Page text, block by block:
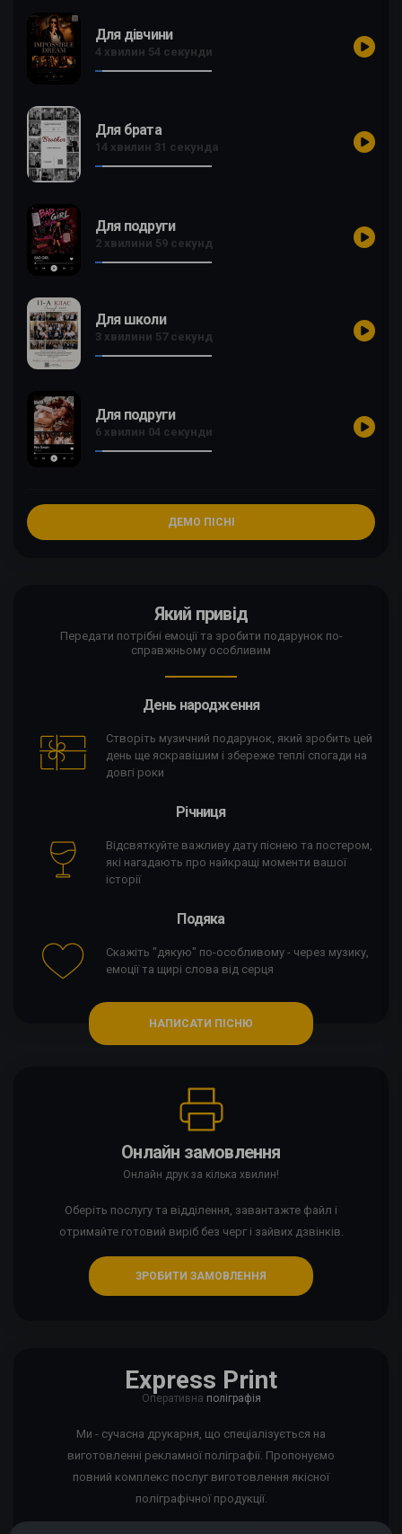
Для дівчини
4 хвилин 54 секунди
Для брата
14 хвилин 31 секунда
Для подруги
2 хвилини 59 секунд
Для школи
3 хвилини 57 секунд
Для подруги
6 хвилин 04 секунди
ДЕМО ПІСНІ
Який привід
Передати потрібні емоції та зробити подарунок по-
справжньому особливим
День народження
Створіть музичний подарунок, який зробить цей
день ще яскравішим і збереже теплі спогади на
довгі роки
Річниця
Відсвяткуйте важливу дату піснею та постером,
які нагадають про найкращі моменти вашої
історії
Подяка
Скажіть "дякую" по-особливому - через музику,
емоції та щирі слова від серця
НАПИСАТИ ПІСНЮ
Онлайн замовлення
Онлайн друк за кілька хвилин!
Оберіть послугу та відділення, завантажте файл і
отримайте готовий виріб без черг і зайвих дзвінків.
ЗРОБИТИ ЗАМОВЛЕННЯ
Express Print
Оперативна поліграфія
Ми - сучасна друкарня, що спеціалізується на
виготовленні рекламної поліграфії. Пропонуємо
повний комплекс послуг виготовлення якісної
поліграфічної продукції.